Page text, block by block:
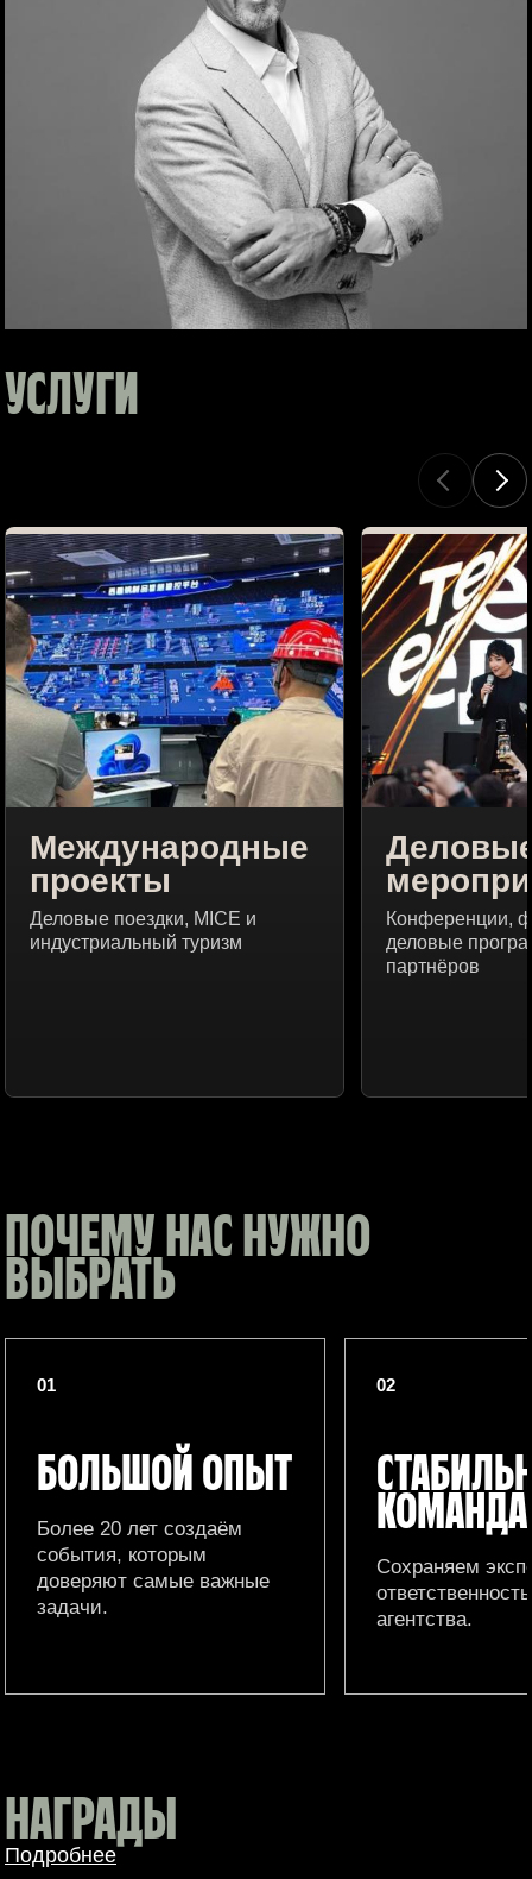
УСЛУГИ
Международные
проекты
Деловые поездки, MICE и
индустриальный туризм
Конференции,
деловые
партнёров
ПОЧЕМУ НАС НУЖНО
ВЫБРАТЬ
01
БОЛЬШОЙ ОПЫТ
Более 20 лет создаём
события, которым
доверяют самые важные
задачи.
02
КОМАНДА
Сохраняем
агентства.
НАГРАДЫ
Подробнее